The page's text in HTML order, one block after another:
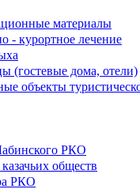
материалы
- курортное лечение
(гостевые дома, отели)
объекты
РКО
обществ
РКО